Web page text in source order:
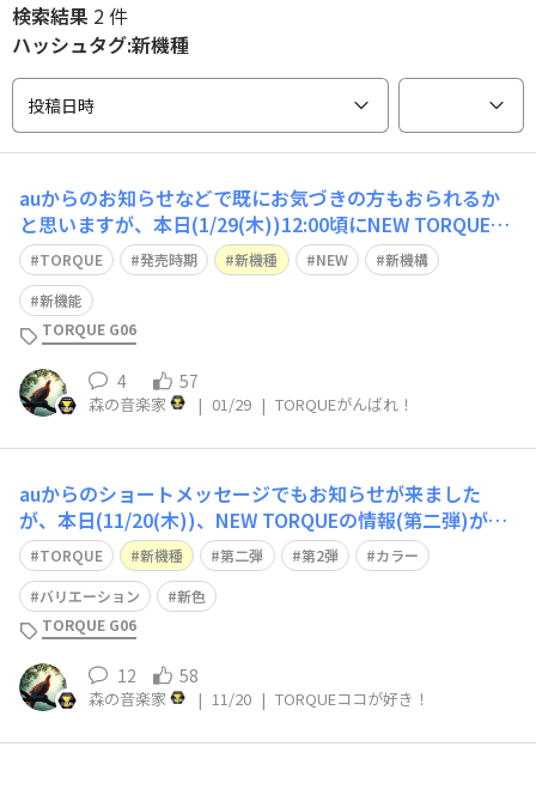
検索結果 2 件
ハッシュタグ:新機種
投稿日時
auからのお知らせなどで既にお気づきの方もおられるか
と思いますが、本日(1/29(木))12:00頃にNEW TORQUEの
新情報(第4弾)が会員限定で発表となりました。このTOR
QUE STYLEトップページの下方に紹介記事へのバナーが
あります。 今回の発表では、新機種の発売時期やユーザ
ーの声を
TORQUE 発売時期 新機種 NEW
新機構
新機能
TORQUE G06
4 57
森の音楽家 | 01/29 | TORQUEがんばれ！
auからのショートメッセージでもお知らせが来ました
が、本日(11/20(木))、NEW TORQUEの情報(第二弾)が発
表になりました。 ここTORQUE STYLEにおいて会員限定
の速報として掲載されていますが、第二弾はカラーバリエ
ーションの情報ですね。従来のレッド、ブラックに加え
て、新色が仲間
TORQUE 新機種 第二弾 第2弾
カラー
バリエーション
新色
TORQUE G06
12 58
森の音楽家 | 11/20 | TORQUEココが好き！